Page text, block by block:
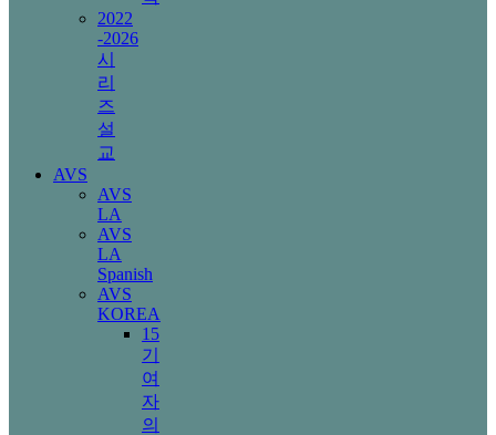
2022
-2026
시
리
즈
설
교
AVS
AVS
LA
AVS
LA
Spanish
AVS
KOREA
15
기
여
자
의